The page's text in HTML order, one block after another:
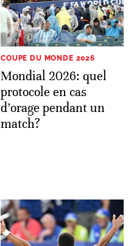
COUPE DU MONDE 2026
Mondial 2026: quel
protocole en cas
d’orage pendant un
match?